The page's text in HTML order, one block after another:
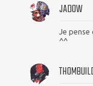
JADOW
Je
^^